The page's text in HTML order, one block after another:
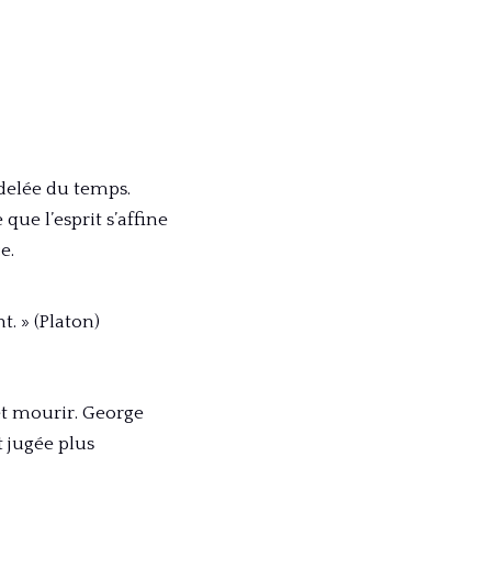
du temps.
l’esprit s’affine
» (Platon)
mourir. George
jugée plus